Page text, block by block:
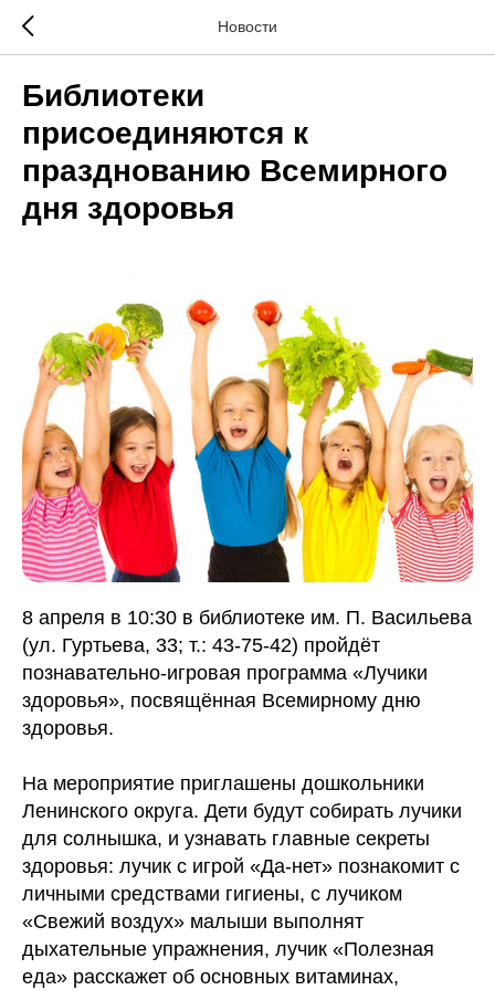
Новости
Библиотеки
присоединяются к
празднованию Всемирного
дня здоровья
8 апреля в 10:30 в библиотеке им. П. Васильева
(ул. Гуртьева, 33; т.: 43-75-42) пройдёт
познавательно-игровая программа «Лучики
здоровья», посвящённая Всемирному дню
здоровья.
На мероприятие приглашены дошкольники
Ленинского округа. Дети будут собирать лучики
для солнышка, и узнавать главные секреты
здоровья: лучик с игрой «Да-нет» познакомит с
личными средствами гигиены, с лучиком
«Свежий воздух» малыши выполнят
дыхательные упражнения, лучик «Полезная
еда» расскажет об основных витаминах,